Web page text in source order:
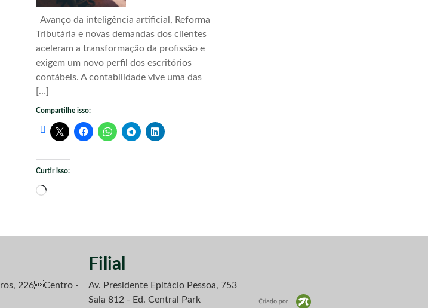
Avanço da inteligência artificial, Reforma
Tributária e novas demandas dos clientes
aceleram a transformação da profissão e
exigem um novo perfil dos escritórios
contábeis. A contabilidade vive uma das
[…]
Compartilhe isso:
Curtir isso:
Carregando...
226Centro -
Filial
Av. Presidente Epitácio Pessoa, 753
Sala 812 - Ed. Central Park